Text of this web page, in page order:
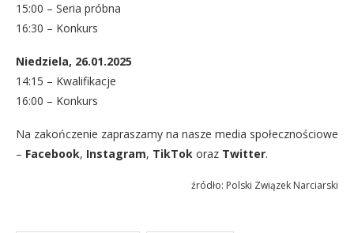
15:00 – Seria próbna
16:30 – Konkurs
Niedziela, 26.01.2025
14:15 – Kwalifikacje
16:00 – Konkurs
Na zakończenie zapraszamy na nasze media społecznościowe
– Facebook, Instagram, TikTok oraz Twitter.
źródło: Polski Związek Narciarski